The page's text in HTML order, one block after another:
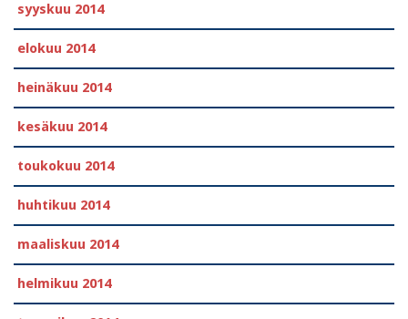
syyskuu 2014
elokuu 2014
heinäkuu 2014
kesäkuu 2014
toukokuu 2014
huhtikuu 2014
maaliskuu 2014
helmikuu 2014